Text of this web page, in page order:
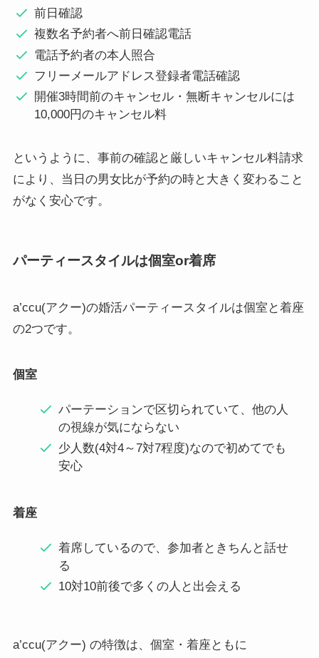
前日確認
複数名予約者へ前日確認電話
電話予約者の本人照合
フリーメールアドレス登録者電話確認
開催3時間前のキャンセル・無断キャンセルには
10,000円のキャンセル料
というように、事前の確認と厳しいキャンセル料請求
により、当日の男女比が予約の時と大きく変わること
がなく安心です。
パーティースタイルは個室or着席
a’ccu(アクー)の婚活パーティースタイルは個室と着座
の2つです。
個室
パーテーションで区切られていて、他の人
の視線が気にならない
少人数(4対4～7対7程度)なので初めてでも
安心
着座
着席しているので、参加者ときちんと話せ
る
10対10前後で多くの人と出会える
a’ccu(アクー) の特徴は、個室・着座ともに